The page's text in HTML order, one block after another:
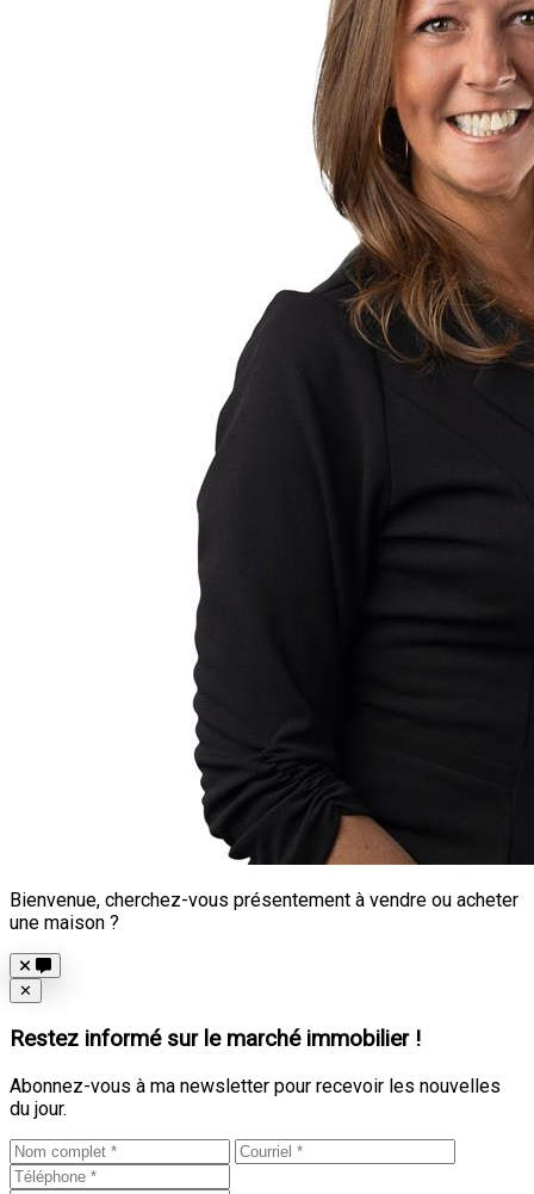
Bienvenue, cherchez-vous présentement à vendre ou acheter
une maison ?
Close
✕
Restez informé sur le marché immobilier !
Abonnez-vous à ma newsletter pour recevoir les nouvelles
du jour.